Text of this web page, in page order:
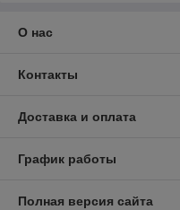
О нас
Контакты
Доставка и оплата
График работы
Полная версия сайта